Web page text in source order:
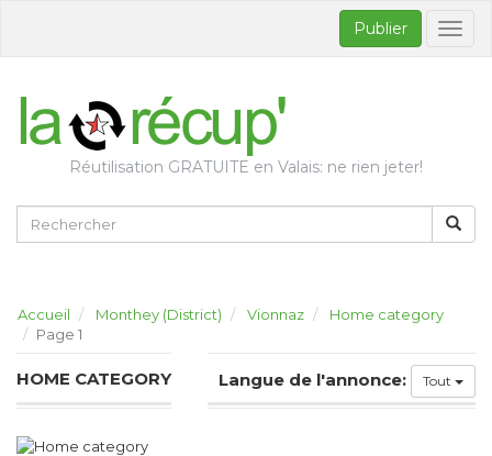
Publier
Réutilisation GRATUITE en Valais: ne rien jeter!
Accueil Monthey (District) Vionnaz
Home category
Page 1
HOME CATEGORY Langue de l'annonce: Tout